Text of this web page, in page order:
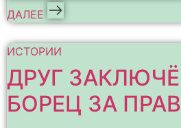
ДАЛЕЕ
ИСТОРИИ
ДРУГ
БОРЕЦ ЗА